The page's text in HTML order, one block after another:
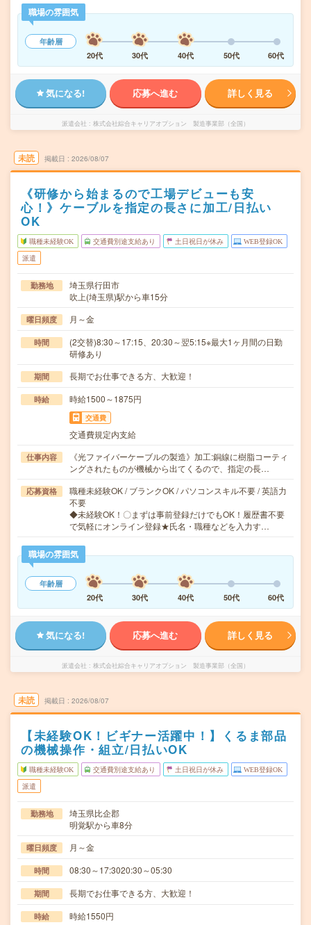
職場の雰囲気
年齢層
20代
30代 40代 50代 60代
気になる! 応募へ進む 詳しく見る
派遣会社 株式会社綜合キャリアオプション 製造事業部（全国）
未読 掲載日 2026/08/07
《研修から始まるので工場デビューも安
心！》ケーブルを指定の長さに加工/日払い
OK
職種未経験OK 交通費別途支給あり 土日祝日が休み WEB登録OK
派遣
勤務地
埼玉県行田市
吹上(埼玉県)駅から車15分
曜日頻度 月～金
時間
(2交替)8:30～17:15、20:30～翌5:15※最大1ヶ月間の日勤
研修あり
期間 長期でお仕事できる方、大歓迎！
時給 時給1500～1875円
交通費
交通費規定内支給
仕事内容
《光ファイバーケーブルの製造》加工:銅線に樹脂コーティ
ングされたものが機械から出てくるので、指定の長…
応募資格
職種未経験OK / ブランクOK / パソコンスキル不要 / 英語力
不要
◆未経験OK！〇まずは事前登録だけでもOK！履歴書不要
で気軽にオンライン登録★氏名・職種などを入力す…
職場の雰囲気
年齢層
20代
30代 40代 50代 60代
気になる! 応募へ進む 詳しく見る
派遣会社 株式会社綜合キャリアオプション 製造事業部（全国）
未読 掲載日 2026/08/07
【未経験OK！ビギナー活躍中！】くるま部品
の機械操作・組立/日払いOK
職種未経験OK 交通費別途支給あり 土日祝日が休み WEB登録OK
派遣
勤務地
埼玉県比企郡
明覚駅から車8分
曜日頻度 月～金
時間 08:30～17:3020:30～05:30
期間 長期でお仕事できる方、大歓迎！
時給 時給1550円